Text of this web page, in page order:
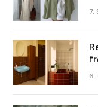
7.
6.